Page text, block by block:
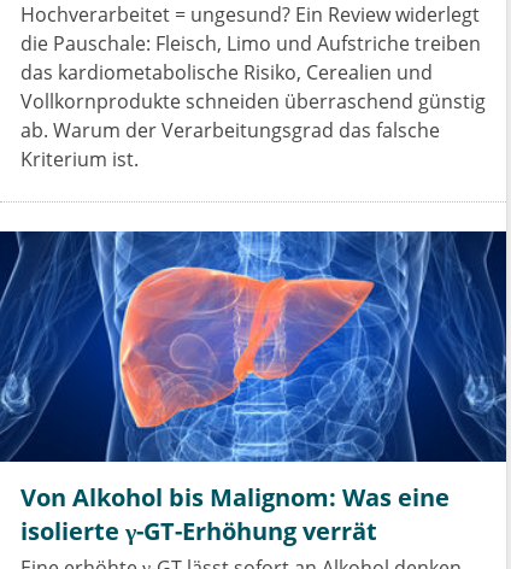
Hochverarbeitet = ungesund? Ein Review widerlegt
die Pauschale: Fleisch, Limo und Aufstriche treiben
das kardiometabolische Risiko, Cerealien und
Vollkornprodukte schneiden überraschend günstig
ab. Warum der Verarbeitungsgrad das falsche
Kriterium ist.
Von Alkohol bis Malignom: Was eine
isolierte γ-GT-Erhöhung verrät